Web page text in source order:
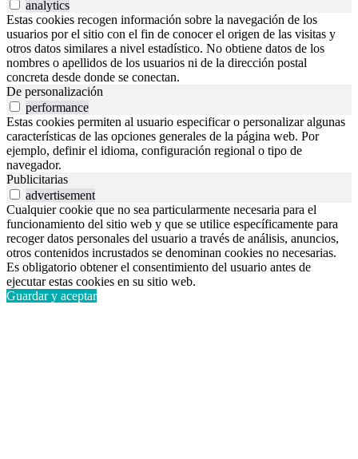
analytics
Estas cookies recogen información sobre la navegación de los
usuarios por el sitio con el fin de conocer el origen de las visitas y
otros datos similares a nivel estadístico. No obtiene datos de los
nombres o apellidos de los usuarios ni de la dirección postal
concreta desde donde se conectan.
De personalización
performance
Estas cookies permiten al usuario especificar o personalizar algunas
características de las opciones generales de la página web. Por
ejemplo, definir el idioma, configuración regional o tipo de
navegador.
Publicitarias
advertisement
Cualquier cookie que no sea particularmente necesaria para el
funcionamiento del sitio web y que se utilice específicamente para
recoger datos personales del usuario a través de análisis, anuncios,
otros contenidos incrustados se denominan cookies no necesarias.
Es obligatorio obtener el consentimiento del usuario antes de
ejecutar estas cookies en su sitio web.
Guardar y aceptar